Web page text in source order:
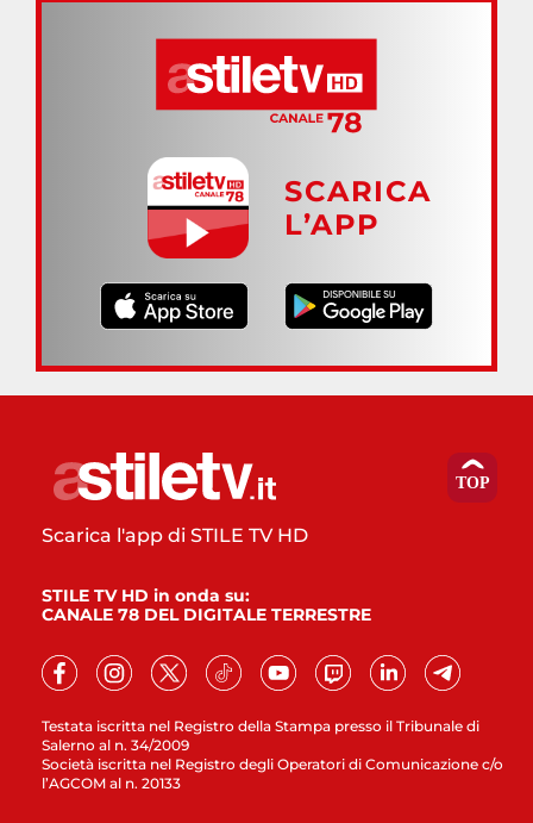
SCARICA
L’APP
Testata iscritta nel Registro della Stampa presso il Tribunale di
Salerno al n. 34/2009
Società iscritta nel Registro degli Operatori di Comunicazione c/o
l’AGCOM al n. 20133
Scarica l'app di STILE TV HD
STILE TV HD in onda su:
CANALE 78 DEL DIGITALE TERRESTRE